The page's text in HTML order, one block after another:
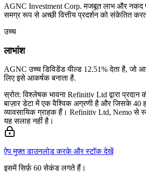
AGNC Investment Corp. मजबूत लाभ और नकद
समग्र रूप से अच्छी वित्तीय प्रदर्शन को संकेतित
उच्च
लाभांश
AGNC उच्च डिविडेंड यील्ड 12.51% देता है, जो
लिए इसे आकर्षक बनाता है.
स्रोत: विश्लेषक भावना Refinitiv Ltd द्वारा प्रदान
बाज़ार डेटा में एक वैश्विक अग्रणी है और जिसके 40
व्यावसायिक ग्राहक हैं। Refinitiv Ltd, Nemo से
यह सलाह नहीं है।
ऐप मुफ़्त डाउनलोड करके और स्टॉक देखें
इसमें सिर्फ़ 60 सेकंड लगते हैं।